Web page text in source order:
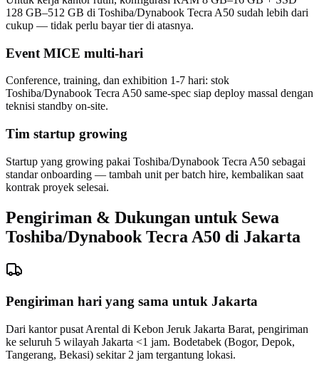
128 GB–512 GB di Toshiba/Dynabook Tecra A50 sudah lebih dari
cukup — tidak perlu bayar tier di atasnya.
Event MICE multi-hari
Conference, training, dan exhibition 1-7 hari: stok
Toshiba/Dynabook Tecra A50 same-spec siap deploy massal dengan
teknisi standby on-site.
Tim startup growing
Startup yang growing pakai Toshiba/Dynabook Tecra A50 sebagai
standar onboarding — tambah unit per batch hire, kembalikan saat
kontrak proyek selesai.
Pengiriman & Dukungan untuk Sewa
Toshiba/Dynabook Tecra A50 di Jakarta
Pengiriman hari yang sama untuk Jakarta
Dari kantor pusat Arental di Kebon Jeruk Jakarta Barat, pengiriman
ke seluruh 5 wilayah Jakarta <1 jam. Bodetabek (Bogor, Depok,
Tangerang, Bekasi) sekitar 2 jam tergantung lokasi.